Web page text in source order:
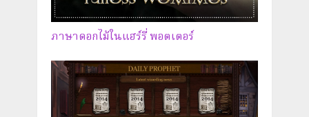
ภาษาดอกไม้ในแฮร์รี่ พอตเตอร์